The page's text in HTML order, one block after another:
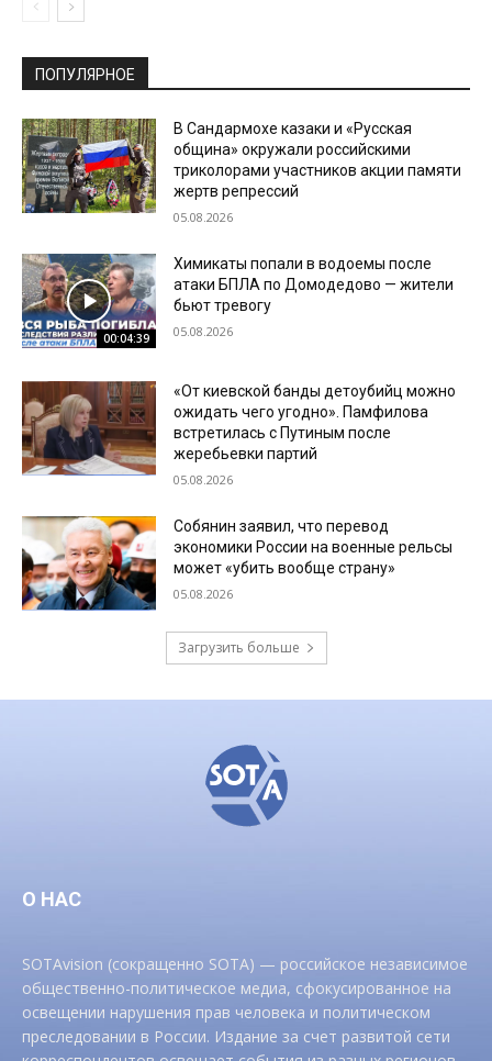
ПОПУЛЯРНОЕ
В Сандармохе казаки и «Русская
община» окружали российскими
триколорами участников акции памяти
жертв репрессий
05.08.2026
00:04:39
Химикаты попали в водоемы после
атаки БПЛА по Домодедово — жители
бьют тревогу
05.08.2026
«От киевской банды детоубийц можно
ожидать чего угодно». Памфилова
встретилась с Путиным после
жеребьевки партий
05.08.2026
Собянин заявил, что перевод
экономики России на военные рельсы
может «убить вообще страну»
05.08.2026
Загрузить больше
О НАС
SOTAvision (сокращенно SOTA) — российское независимое
общественно-политическое медиа, сфокусированное на
освещении нарушения прав человека и политическом
преследовании в России. Издание за счет развитой сети